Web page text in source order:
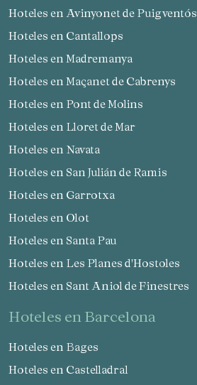
Hoteles en Avinyonet de Puigventós
Hoteles en Cantallops
Hoteles en Madremanya
Hoteles en Maçanet de Cabrenys
Hoteles en Pont de Molins
Hoteles en Lloret de Mar
Hoteles en Navata
Hoteles en San Julián de Ramis
Hoteles en Garrotxa
Hoteles en Olot
Hoteles en Santa Pau
Hoteles en Les Planes d'Hostoles
Hoteles en Sant Aniol de Finestres
hoteles en Barcelona
Hoteles en Bages
Hoteles en Castelladral